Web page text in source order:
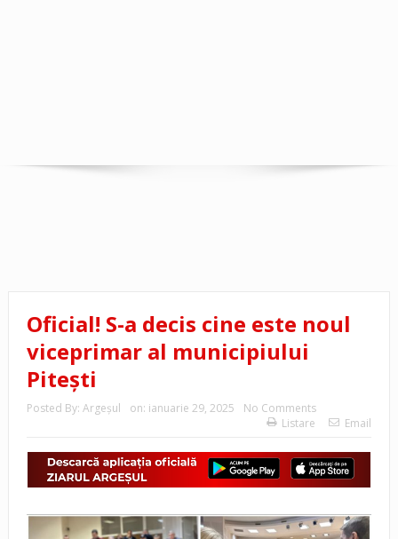
Oficial! S-a decis cine este noul
viceprimar al municipiului
Pitești
Posted By: Argeşul on: ianuarie 29, 2025
No Comments
Listare
Email